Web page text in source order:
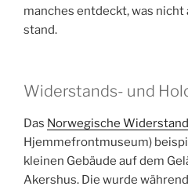
manches entdeckt, was
stand.
Widerstands- und
Das Norwegische
Hjemmefrontmuseum)
kleinen Gebäude auf dem
Akershus. Die wurde